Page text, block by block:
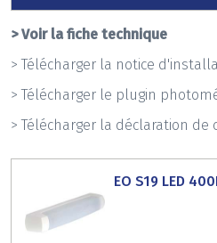
> Voir la fiche technique
> Télécharger la notice
> Télécharger le plugin
> Télécharger la déclaration de
EO S19 LED